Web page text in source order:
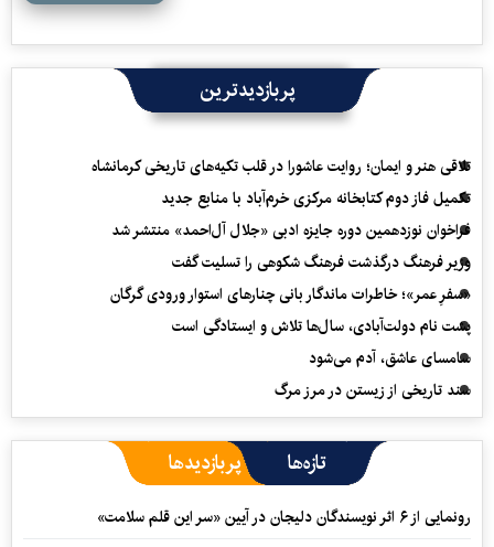
پربازدیدترین
تلاقی هنر و ایمان؛ روایت عاشورا در قلب تکیه‌های تاریخی کرمانشاه
تکمیل فاز دوم کتابخانه مرکزی خرم‌آباد با منابع جدید
فراخوان نوزدهمین دوره جایزه ادبی «جلال آل‌احمد» منتشر شد
وزیر فرهنگ درگذشت فرهنگ شکوهی را تسلیت گفت
«سفرِ عمر»؛ خاطرات ماندگار بانی چنارهای استوار ورودی گرگان
پشت نام دولت‌آبادی، سال‌ها تلاش و ایستادگی است
سامسای عاشق، آدم می‌شود
سند تاریخی از زیستن در مرز مرگ
تازه‌ها پربازدیدها
رونمایی از ۶ اثر نویسندگان دلیجان در آیین «سر این قلم سلامت»